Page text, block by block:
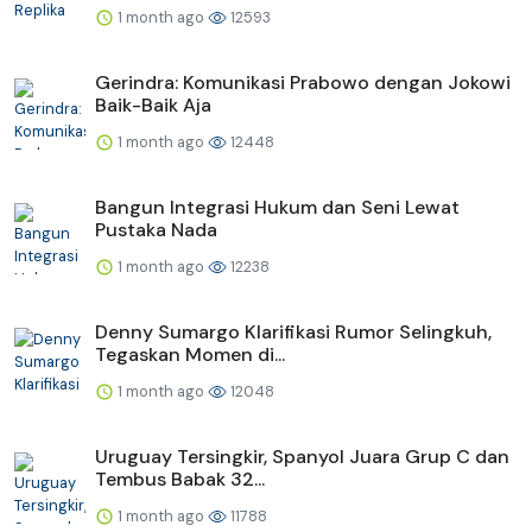
1 month ago 12593
Gerindra: Komunikasi Prabowo dengan Jokowi
Baik-Baik Aja
1 month ago 12448
Bangun Integrasi Hukum dan Seni Lewat
Pustaka Nada
1 month ago 12238
Denny Sumargo Klarifikasi Rumor Selingkuh,
Tegaskan Momen di...
1 month ago 12048
Uruguay Tersingkir, Spanyol Juara Grup C dan
Tembus Babak 32...
1 month ago 11788